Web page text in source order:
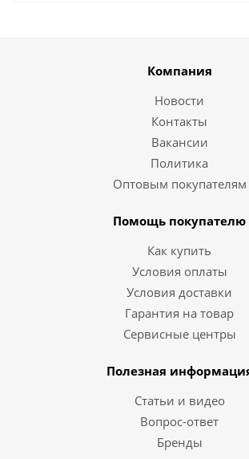
Компания
Новости
Контакты
Вакансии
Политика
Оптовым покупателям
Помощь покупателю
Как купить
Условия оплаты
Условия доставки
Гарантия на товар
Сервисные центры
Полезная
Статьи и видео
Вопрос-ответ
Бренды